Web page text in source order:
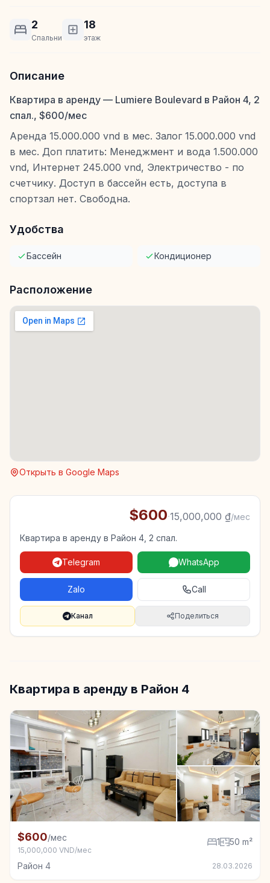
2
Спальни
18
этаж
Описание
Квартира в аренду — Lumiere Boulevard в Район 4, 2
спал., $600/мес
Аренда 15.000.000 vnd в мес. Залог 15.000.000 vnd
в мес. Доп платить: Менеджмент и вода 1.500.000
vnd, Интернет 245.000 vnd, Электричество - по
счетчику. Доступ в бассейн есть, доступа в
спортзал нет. Свободна.
Удобства
Бассейн Кондиционер
Расположение
Открыть в Google Maps
$600·15,000,000 ₫/мес
Квартира в аренду в Район 4, 2 спал.
Telegram WhatsApp
Zalo Call
Канал Поделиться
Квартира в аренду в Район 4
Квартира в аренду в Район 4, 1 спал., 50 m²
$600/мес
15,000,000 VND/мес
1 50 m²
Район 4 28.03.2026